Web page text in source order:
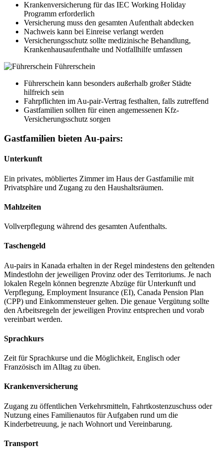
Krankenversicherung für das IEC Working Holiday
Programm erforderlich
Versicherung muss den gesamten Aufenthalt abdecken
Nachweis kann bei Einreise verlangt werden
Versicherungsschutz sollte medizinische Behandlung,
Krankenhausaufenthalte und Notfallhilfe umfassen
Führerschein
Führerschein kann besonders außerhalb großer Städte
hilfreich sein
Fahrpflichten im Au-pair-Vertrag festhalten, falls zutreffend
Gastfamilien sollten für einen angemessenen Kfz-
Versicherungsschutz sorgen
Gastfamilien bieten Au-pairs:
Unterkunft
Ein privates, möbliertes Zimmer im Haus der Gastfamilie mit
Privatsphäre und Zugang zu den Haushaltsräumen.
Mahlzeiten
Vollverpflegung während des gesamten Aufenthalts.
Taschengeld
Au-pairs in Kanada erhalten in der Regel mindestens den geltenden
Mindestlohn der jeweiligen Provinz oder des Territoriums. Je nach
lokalen Regeln können begrenzte Abzüge für Unterkunft und
Verpflegung, Employment Insurance (EI), Canada Pension Plan
(CPP) und Einkommensteuer gelten. Die genaue Vergütung sollte
den Arbeitsregeln der jeweiligen Provinz entsprechen und vorab
vereinbart werden.
Sprachkurs
Zeit für Sprachkurse und die Möglichkeit, Englisch oder
Französisch im Alltag zu üben.
Krankenversicherung
Zugang zu öffentlichen Verkehrsmitteln, Fahrtkostenzuschuss oder
Nutzung eines Familienautos für Aufgaben rund um die
Kinderbetreuung, je nach Wohnort und Vereinbarung.
Transport